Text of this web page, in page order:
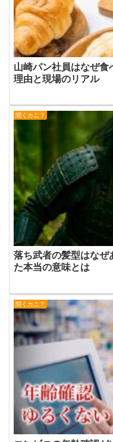
山崎パン社員はなぜ食
理由と現場のリアル
聞くカニ？
落ち武者の髪型はなぜ
た本当の意味とは
聞くカニ？